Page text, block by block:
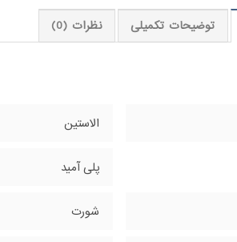
توضیحات تکمیلی نظرات (0)
الاستین
پلی آمید
شورت